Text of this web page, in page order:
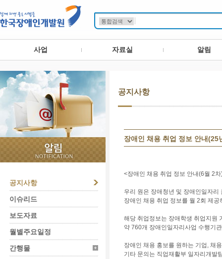
사업 자료실 알림
공지사항
이슈리드
보도자료
월별주요일정
간행물
공지사항
장애인 채용 취업 정보 안내(25
<장애인 채용 취업 정보 안내(6월 2
우리 원은 장애청년 및 장애인일자
장애인 채용 취업 정보를 월 2회 제공
해당 취업정보는 장애학생 취업지원
약 760개 장애인일자리사업 수행기
장애인 채용 홍보를 원하는 기업, 채
기타 문의는 직업재활부 일자리개